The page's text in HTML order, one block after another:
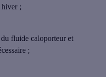
hiver ;
fluide caloporteur et
;